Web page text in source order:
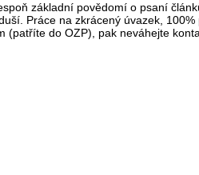
základní povědomí o psaní
Práce na zkrácený úvazek,
(patříte do OZP), pak neváhejte